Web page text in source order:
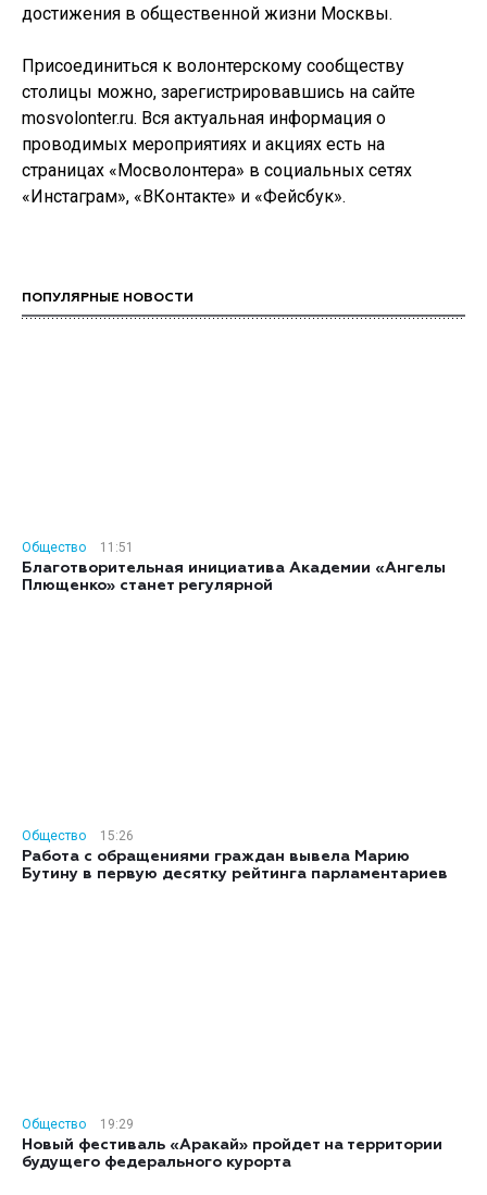
достижения в общественной жизни Москвы.
Присоединиться к волонтерскому сообществу
столицы можно, зарегистрировавшись на сайте
mosvolonter.ru. Вся актуальная информация о
проводимых мероприятиях и акциях есть на
страницах «Мосволонтера» в социальных сетях
«Инстаграм», «ВКонтакте» и «Фейсбук».
ПОПУЛЯРНЫЕ НОВОСТИ
Общество
11:51
Благотворительная инициатива Академии «Ангелы
Плющенко» станет регулярной
Общество
15:26
Работа с обращениями граждан вывела Марию
Бутину в первую десятку рейтинга парламентариев
Общество
19:29
Новый фестиваль «Аракай» пройдет на территории
будущего федерального курорта